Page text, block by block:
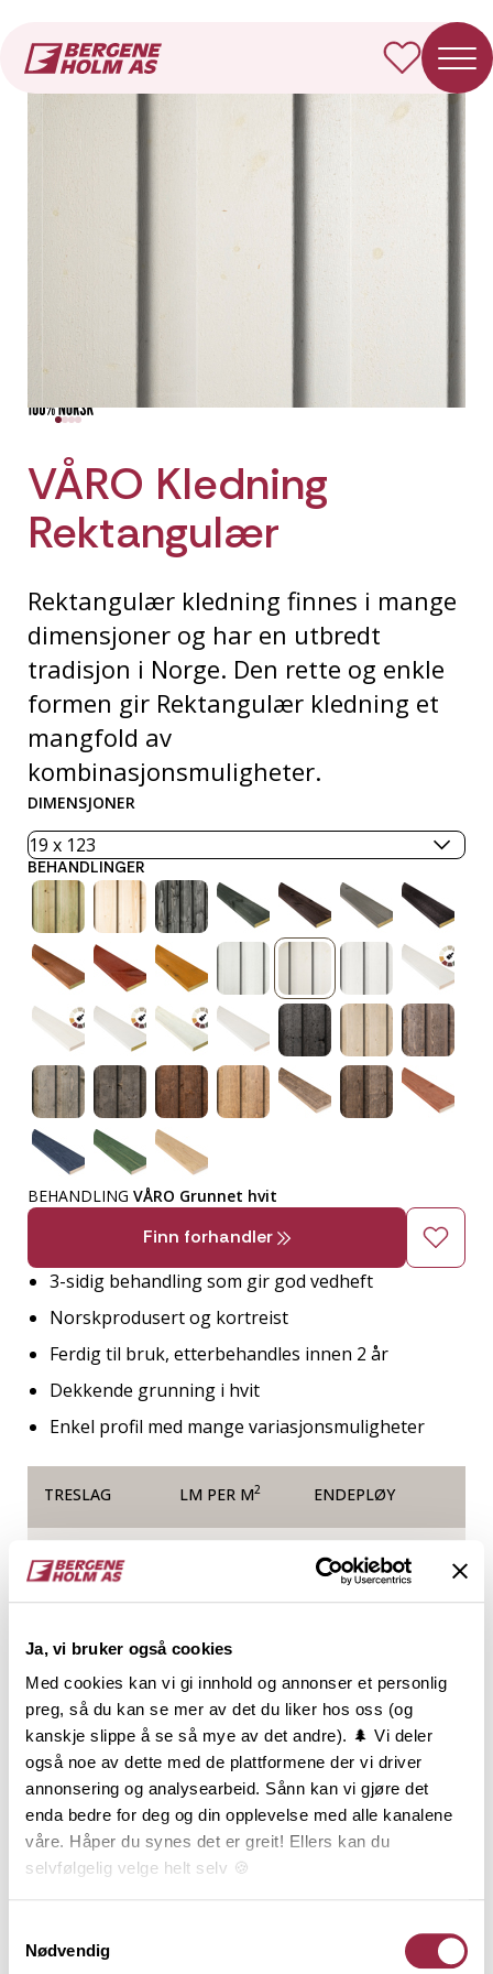
Ja, vi bruker også cookies
Med cookies kan vi gi innhold og annonser et personlig
preg, så du kan se mer av det du liker hos oss (og
kanskje slippe å se så mye av det andre). 🌲 Vi deler
også noe av dette med de plattformene der vi driver
annonsering og analysearbeid. Sånn kan vi gjøre det
enda bedre for deg og din opplevelse med alle kanalene
våre. Håper du synes det er greit! Ellers kan du
selvfølgelig velge helt selv 🍪
Nødvendig
VÅRO Kledning
Rektangulær
Rektangulær kledning finnes i mange
dimensjoner og har en utbredt
tradisjon i Norge. Den rette og enkle
formen gir Rektangulær kledning et
mangfold av
kombinasjonsmuligheter.
DIMENSJONER
BEHANDLINGER
BEHANDLING VÅRO Grunnet hvit
Finn forhandler
3-sidig behandling som gir god vedheft
Norskprodusert og kortreist
Ferdig til bruk, etterbehandles innen 2 år
Dekkende grunning i hvit
Enkel profil med mange variasjonsmuligheter
TRESLAG LM PER M2 ENDEPLØY
Gran
50403386
Produktinformasjon
Rektangulær kledning, ofte kalt
tømmermannskledning, har en utbredt tradisjon, og
er den klart vanligste kledningstypen i Norge.
mange dimensjonene, gir Rektangulær kledning et